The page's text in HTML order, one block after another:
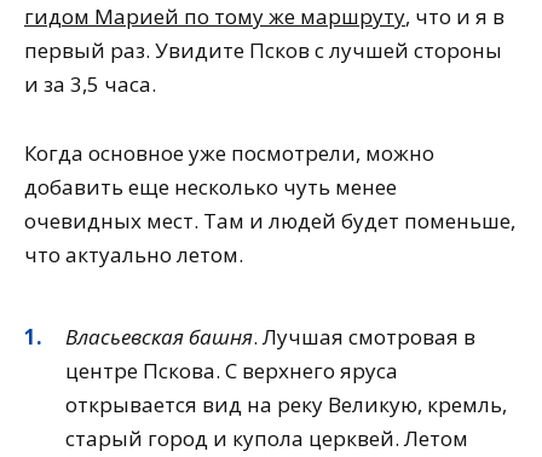
гидом Марией по тому же маршруту, что и я в
первый раз. Увидите Псков с лучшей стороны
и за 3,5 часа.
Когда основное уже посмотрели, можно
добавить еще несколько чуть менее
очевидных мест. Там и людей будет поменьше,
что актуально летом.
Власьевская башня. Лучшая смотровая в
центре Пскова. С верхнего яруса
открывается вид на реку Великую, кремль,
старый город и купола церквей. Летом